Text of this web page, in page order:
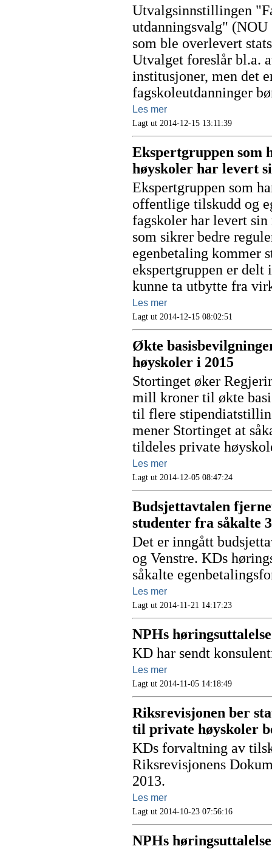
Utvalgsinnstillingen
utdanningsvalg"
som ble overlevert
Utvalget foreslår bl.a.
institusjoner, men det
fagskoleutdanninger
Les mer
Lagt ut 2014-12-15 13:11:39
Ekspertgruppen som
høyskoler har levert
Ekspertgruppen som
offentlige tilskudd og
fagskoler har levert
som sikrer bedre
egenbetaling kommer
ekspertgruppen er delt
kunne ta utbytte fra
Les mer
Lagt ut 2014-12-15 08:02:51
Økte
høyskoler i 2015
Stortinget øker
mill kroner til økte
til flere
mener Stortinget at
tildeles private
Les mer
Lagt ut 2014-12-05 08:47:24
Budsjettavtalen
studenter fra såkalte
Det er inngått
og Venstre. KDs
såkalte
Les mer
Lagt ut 2014-11-21 14:17:23
NPHs
KD har sendt
Les mer
Lagt ut 2014-11-05 14:18:49
Riksrevisjonen ber
til private høyskoler
KDs forvaltning av
Riksrevisjonens
2013.
Les mer
Lagt ut 2014-10-23 07:56:16
NPHs